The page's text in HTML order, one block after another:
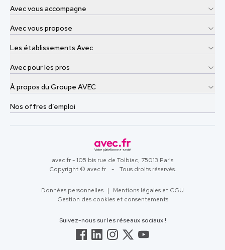
Avec vous accompagne
Avec vous propose
Les établissements Avec
Avec pour les pros
À propos du Groupe AVEC
Nos offres d’emploi
avec.fr - 105 bis rue de Tolbiac, 75013 Paris
Copyright © avec.fr
- Tous droits réservés.
Données personnelles |
Mentions légales et CGU
Gestion des cookies et consentements
Suivez-nous sur les réseaux sociaux !